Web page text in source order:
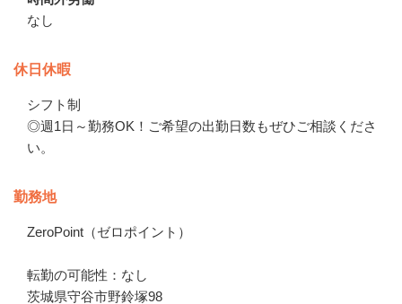
なし
休日休暇
シフト制
◎週1日～勤務OK！ご希望の出勤日数もぜひご相談くださ
い。
勤務地
ZeroPoint（ゼロポイント）
転勤の可能性：なし
茨城県守谷市野鈴塚98